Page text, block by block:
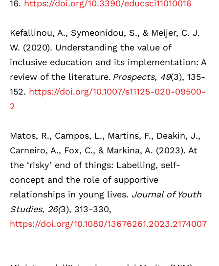
16. https://doi.org/10.3390/educsci11010016
Kefallinou, A., Symeonidou, S., & Meijer, C. J.
W. (2020). Understanding the value of
inclusive education and its implementation: A
review of the literature. Prospects, 49(3), 135-
152. https://doi.org/10.1007/s11125-020-09500-
2
Matos, R., Campos, L., Martins, F., Deakin, J.,
Carneiro, A., Fox, C., & Markina, A. (2023). At
the ‘risky’ end of things: Labelling, self-
concept and the role of supportive
relationships in young lives. Journal of Youth
Studies, 26(3), 313-330,
https://doi.org/10.1080/13676261.2023.2174007